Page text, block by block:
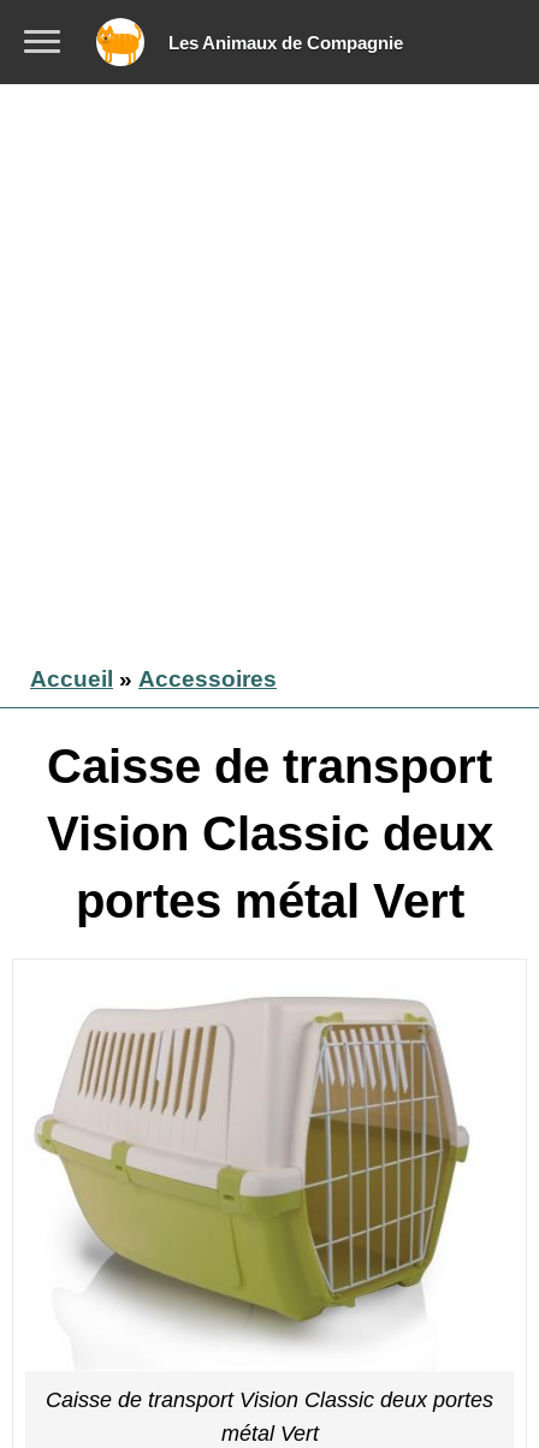
Les Animaux de Compagnie
Accueil » Accessoires
Caisse de transport
Vision Classic deux
portes métal Vert
Caisse de transport Vision Classic deux portes
métal Vert